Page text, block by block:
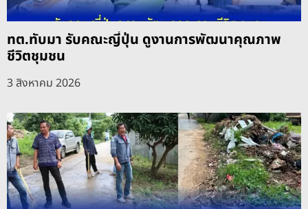
ทต.ทับมา รับคณะญี่ปุ่น ดูงานการพัฒนาคุณภาพ
ชีวิตชุมชน
3 สิงหาคม 2026